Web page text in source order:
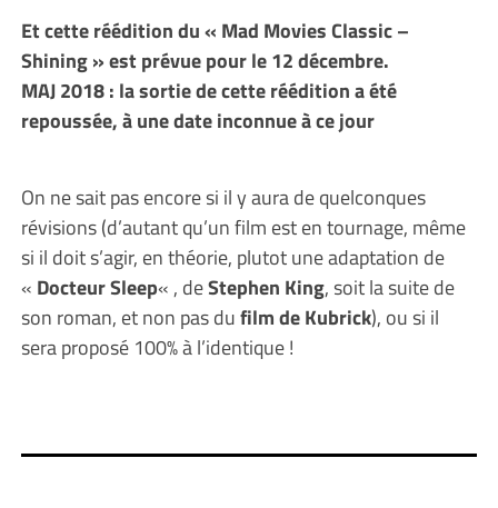
Et cette réédition du « Mad Movies Classic –
Shining » est prévue pour le 12 décembre.
MAJ 2018 : la sortie de cette réédition a été
repoussée, à une date inconnue à ce jour
On ne sait pas encore si il y aura de quelconques
révisions (d’autant qu’un film est en tournage, même
si il doit s’agir, en théorie, plutot une adaptation de
« Docteur Sleep« , deStephen King, soit la suite de
son roman, et non pas dufilm de Kubrick), ou si il
sera proposé 100% à l’identique !